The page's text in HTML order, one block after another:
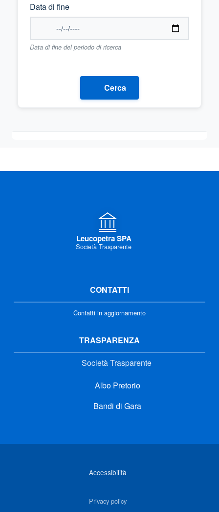
Data di fine
Data di fine del periodo di ricerca
Cerca
Leucopetra SPA
Società Trasparente
CONTATTI
Contatti in aggiornamento
TRASPARENZA
Società Trasparente
Albo Pretorio
Bandi di Gara
Accessibilità
Privacy policy